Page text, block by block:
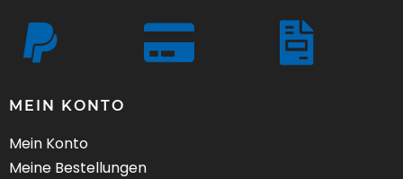
MEIN KONTO
Mein Konto
Meine Bestellungen